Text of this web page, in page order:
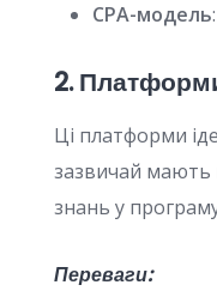
CPA-модель
2.
Ці платформи
зазвичай мають
знань у
Переваги: